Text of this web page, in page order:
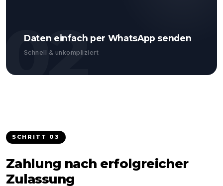
02
Daten einfach per WhatsApp senden
Schnell & unkompliziert
SCHRITT 03
Zahlung nach erfolgreicher
Zulassung